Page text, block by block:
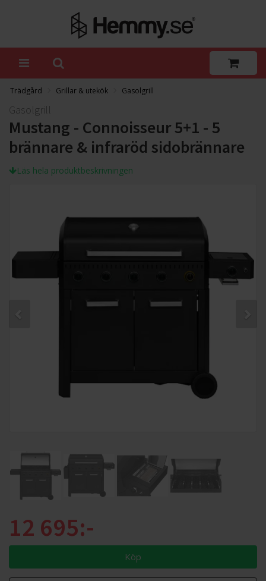
Trädgård Grillar & utekök Gasolgrill
Gasolgrill
Mustang - Connoisseur 5+1 - 5
brännare & infraröd sidobrännare
Läs hela produktbeskrivningen
12 695:-
Köp